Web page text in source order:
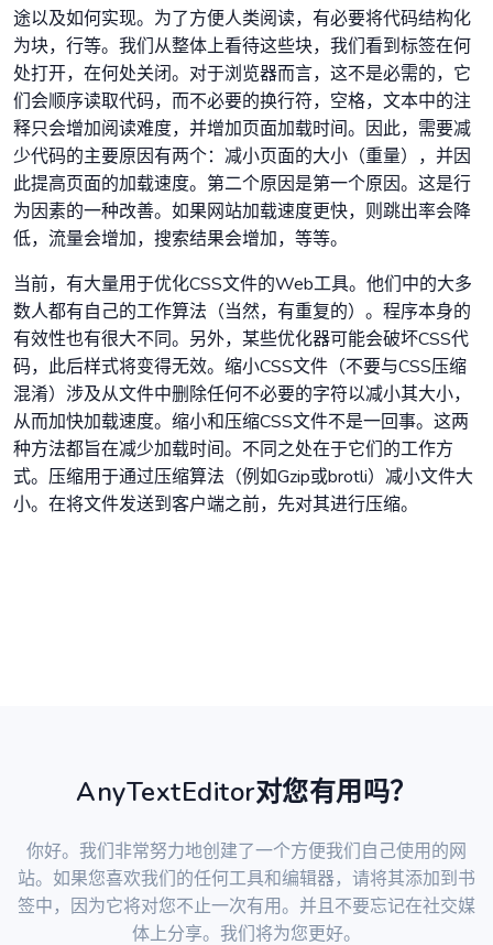
途以及如何实现。为了方便人类阅读，有必要将代码结构化
为块，行等。我们从整体上看待这些块，我们看到标签在何
处打开，在何处关闭。对于浏览器而言，这不是必需的，它
们会顺序读取代码，而不必要的换行符，空格，文本中的注
释只会增加阅读难度，并增加页面加载时间。因此，需要减
少代码的主要原因有两个：减小页面的大小（重量），并因
此提高页面的加载速度。第二个原因是第一个原因。这是行
为因素的一种改善。如果网站加载速度更快，则跳出率会降
低，流量会增加，搜索结果会增加，等等。
当前，有大量用于优化CSS文件的Web工具。他们中的大多
数人都有自己的工作算法（当然，有重复的）。程序本身的
有效性也有很大不同。另外，某些优化器可能会破坏CSS代
码，此后样式将变得无效。缩小CSS文件（不要与CSS压缩
混淆）涉及从文件中删除任何不必要的字符以减小其大小，
从而加快加载速度。缩小和压缩CSS文件不是一回事。这两
种方法都旨在减少加载时间。不同之处在于它们的工作方
式。压缩用于通过压缩算法（例如Gzip或brotli）减小文件大
小。在将文件发送到客户端之前，先对其进行压缩。
AnyTextEditor对您有用吗？
你好。我们非常努力地创建了一个方便我们自己使用的网
站。如果您喜欢我们的任何工具和编辑器，请将其添加到书
签中，因为它将对您不止一次有用。并且不要忘记在社交媒
体上分享。我们将为您更好。